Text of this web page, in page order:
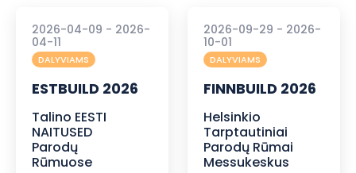
2026-04-09 - 2026-
04-11
DALYVIAMS
ESTBUILD 2026
Talino EESTI
NAITUSED
Parodų
Rūmuose
2026-09-29 - 2026-
10-01
DALYVIAMS
FINNBUILD 2026
Helsinkio
Tarptautiniai
Parodų Rūmai
Messukeskus